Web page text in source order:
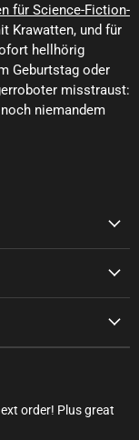
für Science-Fiction-
Krawatten, und für
hellhörig
Geburtstag oder
misstraust:
niemandem
order! Plus great